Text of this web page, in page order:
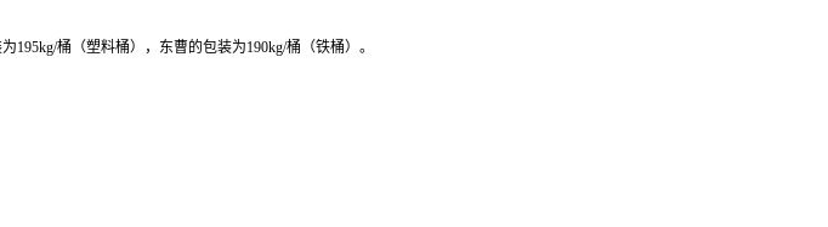
桶（塑料桶），东曹的包装为190kg/桶（铁桶）。